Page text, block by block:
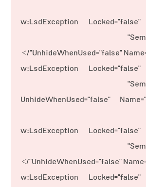
<w:LsdException
UnhideWhenUsed="false"
<w:LsdException
UnhideWhenUsed="false"
<w:LsdException
UnhideWhenUsed="false"
<w:LsdException